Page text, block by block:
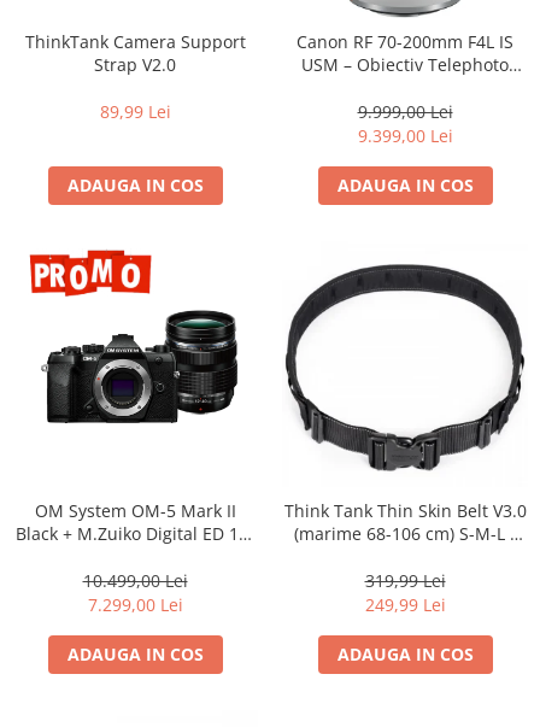
incarcatoare
Tablete grafice
Alimentatoare 220V
Carcase de tip Cage, pentru
integrare in sisteme video
complexe
Curatare Senzor
Nivela patina
Transmitator de fisiere fara fir
Vizor
Accesorii diverse
ThinkTank Camera Support
Strap V2.0
89,99 Lei
ADAUGA IN COS
Canon RF 70-200mm F4L IS
USM – Obiectiv Telephoto
9.999,00 Lei
9.399,00 Lei
ADAUGA IN COS
OM System OM-5 Mark II
Black + M.Zuiko Digital ED 12-
camera mirrorless Micro Four
Thirds 20.4MP
10.499,00 Lei
7.299,00 Lei
ADAUGA IN COS
Think Tank Thin Skin Belt V3.0
(marime 68-106 cm) S-M-L -
319,99 Lei
249,99 Lei
ADAUGA IN COS